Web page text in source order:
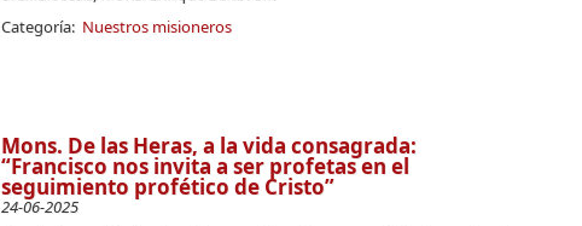
Categoría: Nuestros misioneros
Mons. De las Heras, a la vida consagrada:
“Francisco nos invita a ser profetas en el
seguimiento profético de Cristo”
24-06-2025